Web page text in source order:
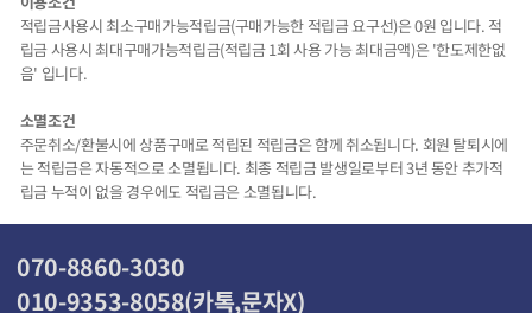
적립금사용시 최소구매가능적립금(구매가능한 적립금 요구선)은 0원 입니다. 적
립금 사용시 최대구매가능적립금(적립금 1회 사용 가능 최대금액)은 '한도제한없
음' 입니다.
소멸조건
주문취소/환불시에 상품구매로 적립된 적립금은 함께 취소됩니다. 회원 탈퇴시에
는 적립금은 자동적으로 소멸됩니다. 최종 적립금 발생일로부터 3년 동안 추가적
립금 누적이 없을 경우에도 적립금은 소멸됩니다.
070-8860-3030
010-9353-8058(카톡,문자X)